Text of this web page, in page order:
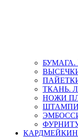
БУМАГА.
ТКАНЬ.
НОЖИ